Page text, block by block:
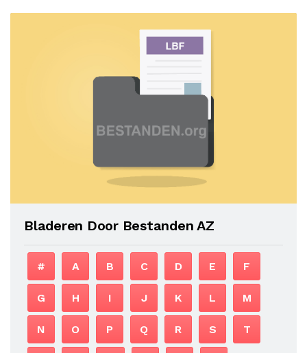
Bladeren Door Bestanden AZ
# A B C D E F
G H I J K L M
N O P Q R S T